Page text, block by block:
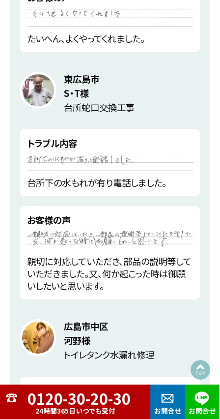
24時間365日いつでも受付 お問合せ お問合せ
たいへん、よくやってくれました。
東広島市
S・T様
台所蛇口交換工事
トラブル内容
台所下の水もれが有り電話しました。
お客様の声
親切に対応していただき、部品の説明等して
いただきました。又、何か起こった時は御願
いしたいと思います。
広島市中区
河野様
トイレタンク水漏れ修理
トラブル内容